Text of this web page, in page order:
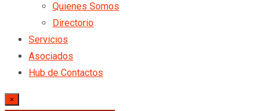
Quienes Somos
Directorio
Servicios
Asociados
Hub de Contactos
×